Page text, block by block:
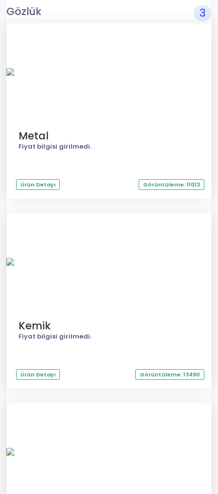
Gözlük 3
Metal
Fiyat bilgisi girilmedi.
Ürün Detayı Görüntüleme: 11013
Kemik
Fiyat bilgisi girilmedi.
Ürün Detayı Görüntüleme: 13490